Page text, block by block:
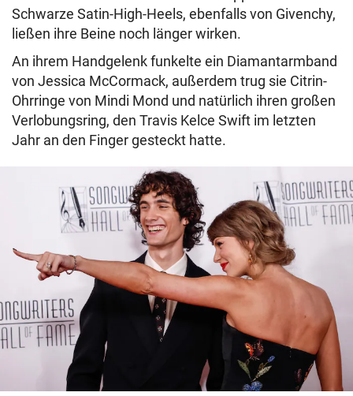
Schwarze Satin-High-Heels, ebenfalls von Givenchy,
ließen ihre Beine noch länger wirken.
An ihrem Handgelenk funkelte ein Diamantarmband
von Jessica McCormack, außerdem trug sie Citrin-
Ohrringe von Mindi Mond und natürlich ihren großen
Verlobungsring, den Travis Kelce Swift im letzten
Jahr an den Finger gesteckt hatte.